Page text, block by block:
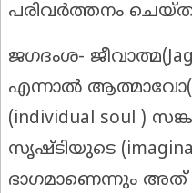
പരിവർത്തനം
ജഗദംശ-
എന്നാൽ
(individual soul )
സൃഷ്ടിയുടെ
ഭാഗമാണെന്നും അത്